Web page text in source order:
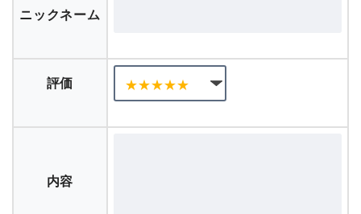
ニックネーム
評価
内容